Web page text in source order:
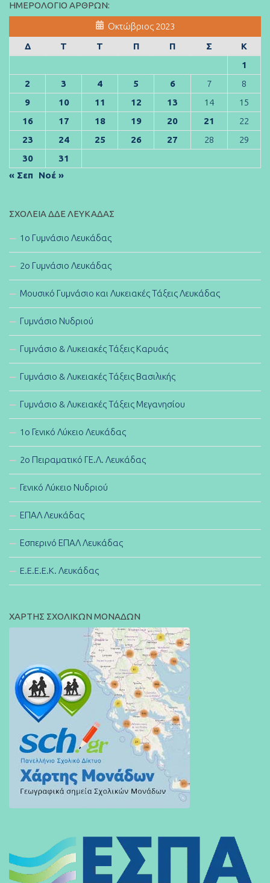
ΗΜΕΡΟΛΌΓΙΟ ΆΡΘΡΩΝ:
Οκτώβριος 2023
Δ
Τ Τ Π Π Σ
Κ
1
2
3 4 5 6 7
8
9
10 11 12 13 14
15
16
17 18 19 20 21
22
23
24 25 26 27 28
29
30
31
« Σεπ
Νοέ »
ΣΧΟΛΕΊΑ ΔΔΕ ΛΕΥΚΆΔΑΣ
1ο Γυμνάσιο Λευκάδας
2ο Γυμνάσιο Λευκάδας
Μουσικό Γυμνάσιο και Λυκειακές Τάξεις Λευκάδας
Γυμνάσιο Νυδριού
Γυμνάσιο & Λυκειακές Τάξεις Καρυάς
Γυμνάσιο & Λυκειακές Τάξεις Βασιλικής
Γυμνάσιο & Λυκειακές Τάξεις Μεγανησίου
1ο Γενικό Λύκειο Λευκάδας
2ο Πειραματικό ΓΕ.Λ. Λευκάδας
Γενικό Λύκειο Νυδριού
ΕΠΑΛ Λευκάδας
Εσπερινό ΕΠΑΛ Λευκάδας
E.E.E.E.K. Λευκάδας
ΧΑΡΤΗΣ ΣΧΟΛΙΚΩΝ ΜΟΝΑΔΩΝ